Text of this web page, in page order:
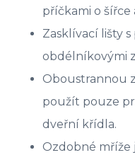
příčkami o šířce
Zasklívací lišty
obdélníkovými
Oboustrannou
použít pouze
dveřní křídla.
Ozdobné mříže